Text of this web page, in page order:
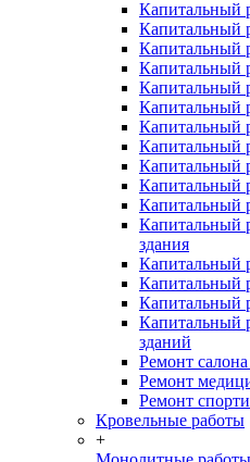
Капитальный
Капитальный
Капитальный
Капитальный
Капитальный
Капитальный
Капитальный
Капитальный
Капитальный
Капитальный
Капитальный
Капитальный
здания
Капитальный
Капитальный
Капитальный
Капитальный
зданий
Ремонт
Ремонт
Ремонт
Кровельные работы
+